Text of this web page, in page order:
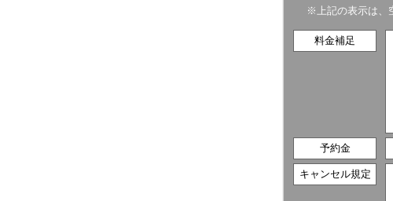
※上記の表示は、
料金補足
予約金
キャンセル規定